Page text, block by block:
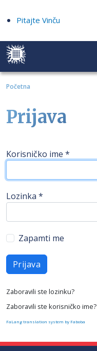
Pitajte Vinču
Početna
Prijava
Korisničko ime *
Lozinka *
Zapamti me
Prijava
Zaboravili ste lozinku?
Zaboravili ste korisničko ime?
FaLang translation system by Faboba